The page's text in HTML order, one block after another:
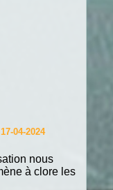
17-04-2024
nous
à clore les